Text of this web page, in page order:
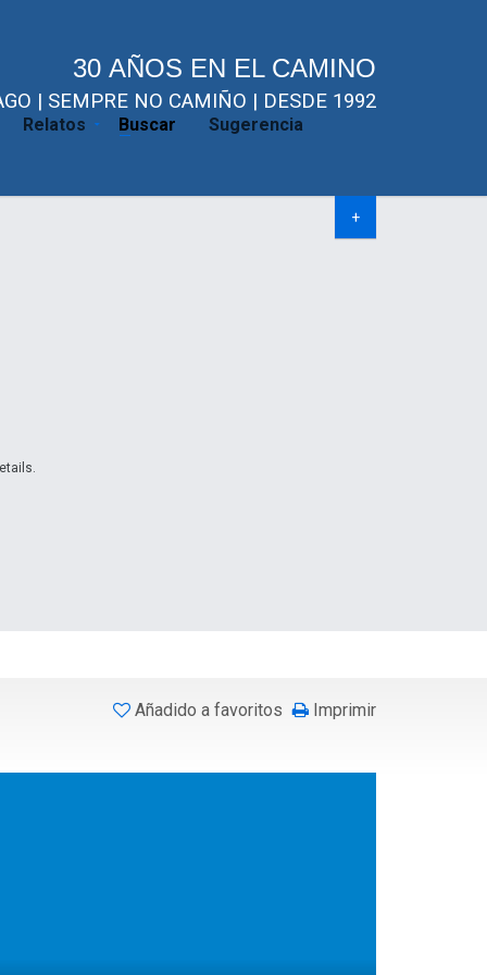
30 AÑOS EN EL CAMINO
| SEMPRE NO CAMIÑO | DESDE 1992
Relatos Buscar Sugerencia
+
Añadido a favoritos Imprimir